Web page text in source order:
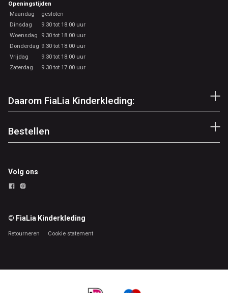
Openingstijden
Maandag
gesloten
Dinsdag
9.30 tot 18.00 uur
Woensdag
9.30 tot 18.00 uur
Donderdag 9.30 tot 18.00 uur
Vrijdag
9.30 tot 18.00 uur
Zaterdag
9.30 tot 17.00 uur
Daarom FiaLia Kinderkleding:
Bestellen
Volg ons
© FiaLia Kinderkleding
Retourneren Cookie statement